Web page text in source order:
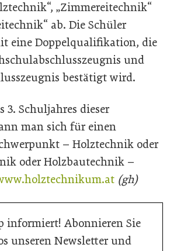
„Zimmereitechnik“
ab. Die Schüler
eine Doppelqualifikation, die
und
bestätigt wird.
3. Schuljahres dieser
man sich für einen
– Holztechnik oder
oder Holzbautechnik –
(gh)
informiert! Abonnieren Sie
unseren Newsletter und